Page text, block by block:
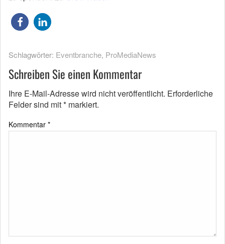
Schlagwörter: Eventbranche, ProMediaNews
Schreiben Sie einen Kommentar
Ihre E-Mail-Adresse wird nicht veröffentlicht. Erforderliche
Felder sind mit* markiert.
Kommentar *